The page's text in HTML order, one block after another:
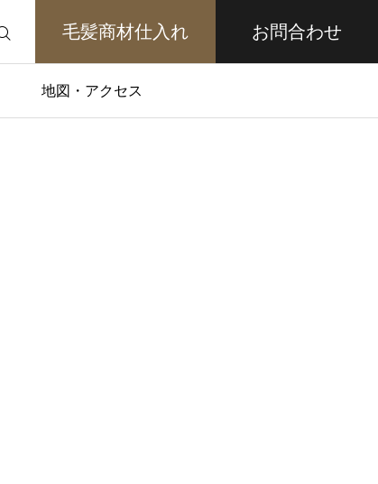
毛髪商材仕入れ お問合わせ
地図・アクセス